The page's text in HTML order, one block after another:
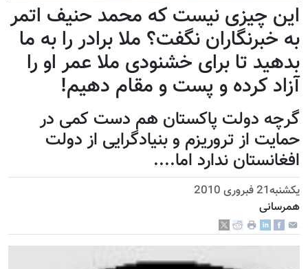
این چیزی نیست که محمد حنیف اتمر
به خبرنگاران نگفت؟ ملا برادر را به ما
بدهید تا برای خشنودی ملا عمر او را
آزاد کرده و پست و مقام دهیم!
گرچه دولت پاکستان هم دست کمی در
حمایت از تروريزم و بنیادگرایی از دولت
افغانستان ندارد اما....
يكشنبه21 فبروری 2010
همرسانی